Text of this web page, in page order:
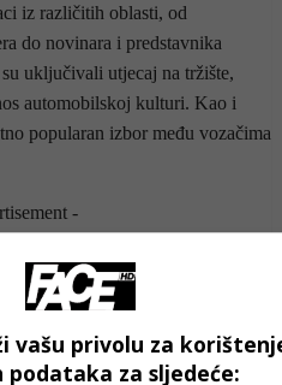
iz različitih oblasti, od
do novinara i predstavnika
uključivali utjecaj na tržište,
automobilskoj kulturi. Kao i
popularan izbor među vozačima
-
što su najbolji električni,
će otkrivene sredinom avgusta
vašu privolu za
podataka za sljedeće: